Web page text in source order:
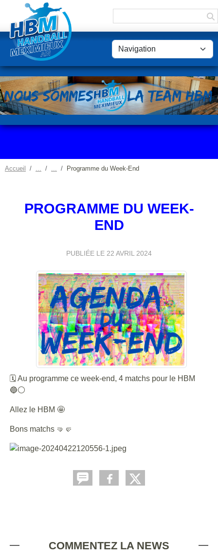
Accueil Programme du Week-End
PROGRAMME DU WEEK-
END
PUBLIÉE LE 22 AVRIL 2024
🗓 Au programme ce week-end, 4 matchs pour le HBM
🔵⚪️
Allez le HBM 🤩
Bons matchs 🤜🤛
COMMENTEZ LA NEWS
Panneau de gestion des cookies